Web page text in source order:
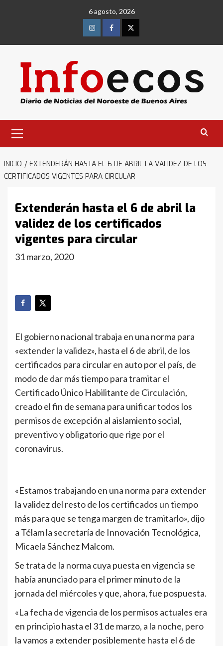
6 agosto, 2026
InstagramFacebookTwitter
primario
INICIO
EXTENDERÁN HASTA EL 6 DE ABRIL LA VALIDEZ DE LOS
CERTIFICADOS VIGENTES PARA CIRCULAR
Extenderán hasta el 6 de abril la
validez de los certificados
vigentes para circular
31 marzo, 2020
El gobierno nacional trabaja en una norma para
«extender la validez», hasta el 6 de abril, de los
certificados para circular en auto por el país, de
modo de dar más tiempo para tramitar el
Certificado Único Habilitante de Circulación,
creado el fin de semana para unificar todos los
permisos de excepción al aislamiento social,
preventivo y obligatorio que rige por el
coronavirus.
«Estamos trabajando en una norma para extender
la validez del resto de los certificados un tiempo
más para que se tenga margen de tramitarlo», dijo
a Télam la secretaría de Innovación Tecnológica,
Micaela Sánchez Malcom.
Se trata de la norma cuya puesta en vigencia se
había anunciado para el primer minuto de la
jornada del miércoles y que, ahora, fue pospuesta.
«La fecha de vigencia de los permisos actuales era
en principio hasta el 31 de marzo, a la noche, pero
la vamos a extender posiblemente hasta el 6 de